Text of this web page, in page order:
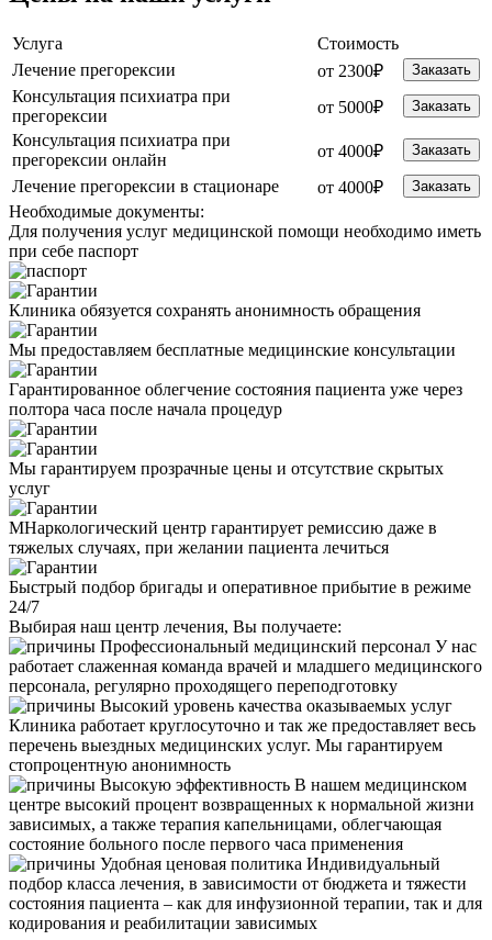
Услуга
Стоимость
Лечение прегорексии
от 2300₽ Заказать
Консультация психиатра при
прегорексии
от 5000₽ Заказать
Консультация психиатра при
прегорексии онлайн
от 4000₽ Заказать
Лечение прегорексии в стационаре от 4000₽ Заказать
Необходимые документы:
Для получения услуг медицинской помощи необходимо иметь
при себе паспорт
Клиника обязуется сохранять анонимность обращения
Мы предоставляем бесплатные медицинские консультации
Гарантированное облегчение состояния пациента уже через
полтора часа после начала процедур
Мы гарантируем прозрачные цены и отсутствие скрытых
услуг
МНаркологический центр гарантирует ремиссию даже в
тяжелых случаях, при желании пациента лечиться
Быстрый подбор бригады и оперативное прибытие в режиме
24/7
Выбирая наш центр лечения, Вы получаете:
Профессиональный медицинский персонал У нас
работает слаженная команда врачей и младшего медицинского
персонала, регулярно проходящего переподготовку
Высокий уровень качества оказываемых услуг
Клиника работает круглосуточно и так же предоставляет весь
перечень выездных медицинских услуг. Мы гарантируем
стопроцентную анонимность
Высокую эффективность В нашем медицинском
центре высокий процент возвращенных к нормальной жизни
зависимых, а также терапия капельницами, облегчающая
состояние больного после первого часа применения
Удобная ценовая политика Индивидуальный
подбор класса лечения, в зависимости от бюджета и тяжести
состояния пациента – как для инфузионной терапии, так и для
кодирования и реабилитации зависимых